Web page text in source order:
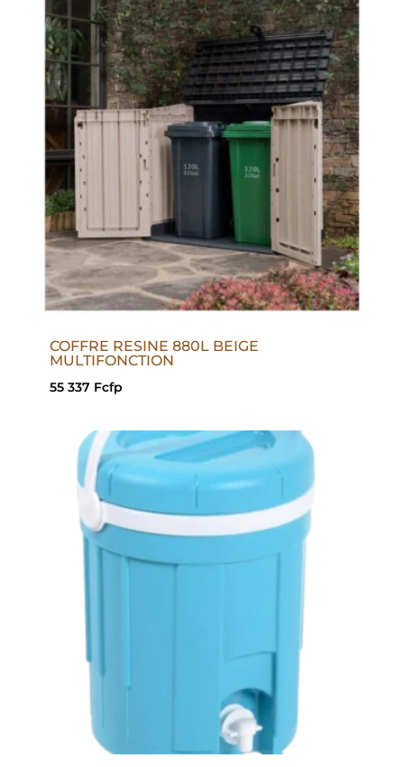
COFFRE RESINE 880L BEIGE
MULTIFONCTION
55 337 Fcfp